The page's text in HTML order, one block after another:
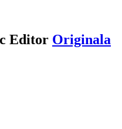
Editor Originala